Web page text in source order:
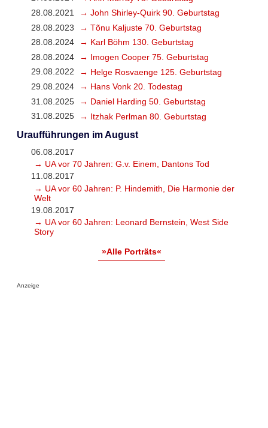
28.08.2021
→ John Shirley-Quirk 90. Geburtstag
28.08.2023
→ Tõnu Kaljuste 70. Geburtstag
28.08.2024
→ Karl Böhm 130. Geburtstag
28.08.2024
→ Imogen Cooper 75. Geburtstag
29.08.2022
→ Helge Rosvaenge 125. Geburtstag
29.08.2024
→ Hans Vonk 20. Todestag
31.08.2025
→ Daniel Harding 50. Geburtstag
31.08.2025
→ Itzhak Perlman 80. Geburtstag
Uraufführungen im August
06.08.2017
→ UA vor 70 Jahren: G.v. Einem, Dantons Tod
11.08.2017
→ UA vor 60 Jahren: P. Hindemith, Die Harmonie der
Welt
19.08.2017
→ UA vor 60 Jahren: Leonard Bernstein, West Side
Story
»Alle Porträts«
Anzeige